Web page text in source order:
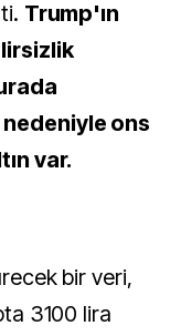
Trump'ın
ons
var.
bir veri,
3100 lira